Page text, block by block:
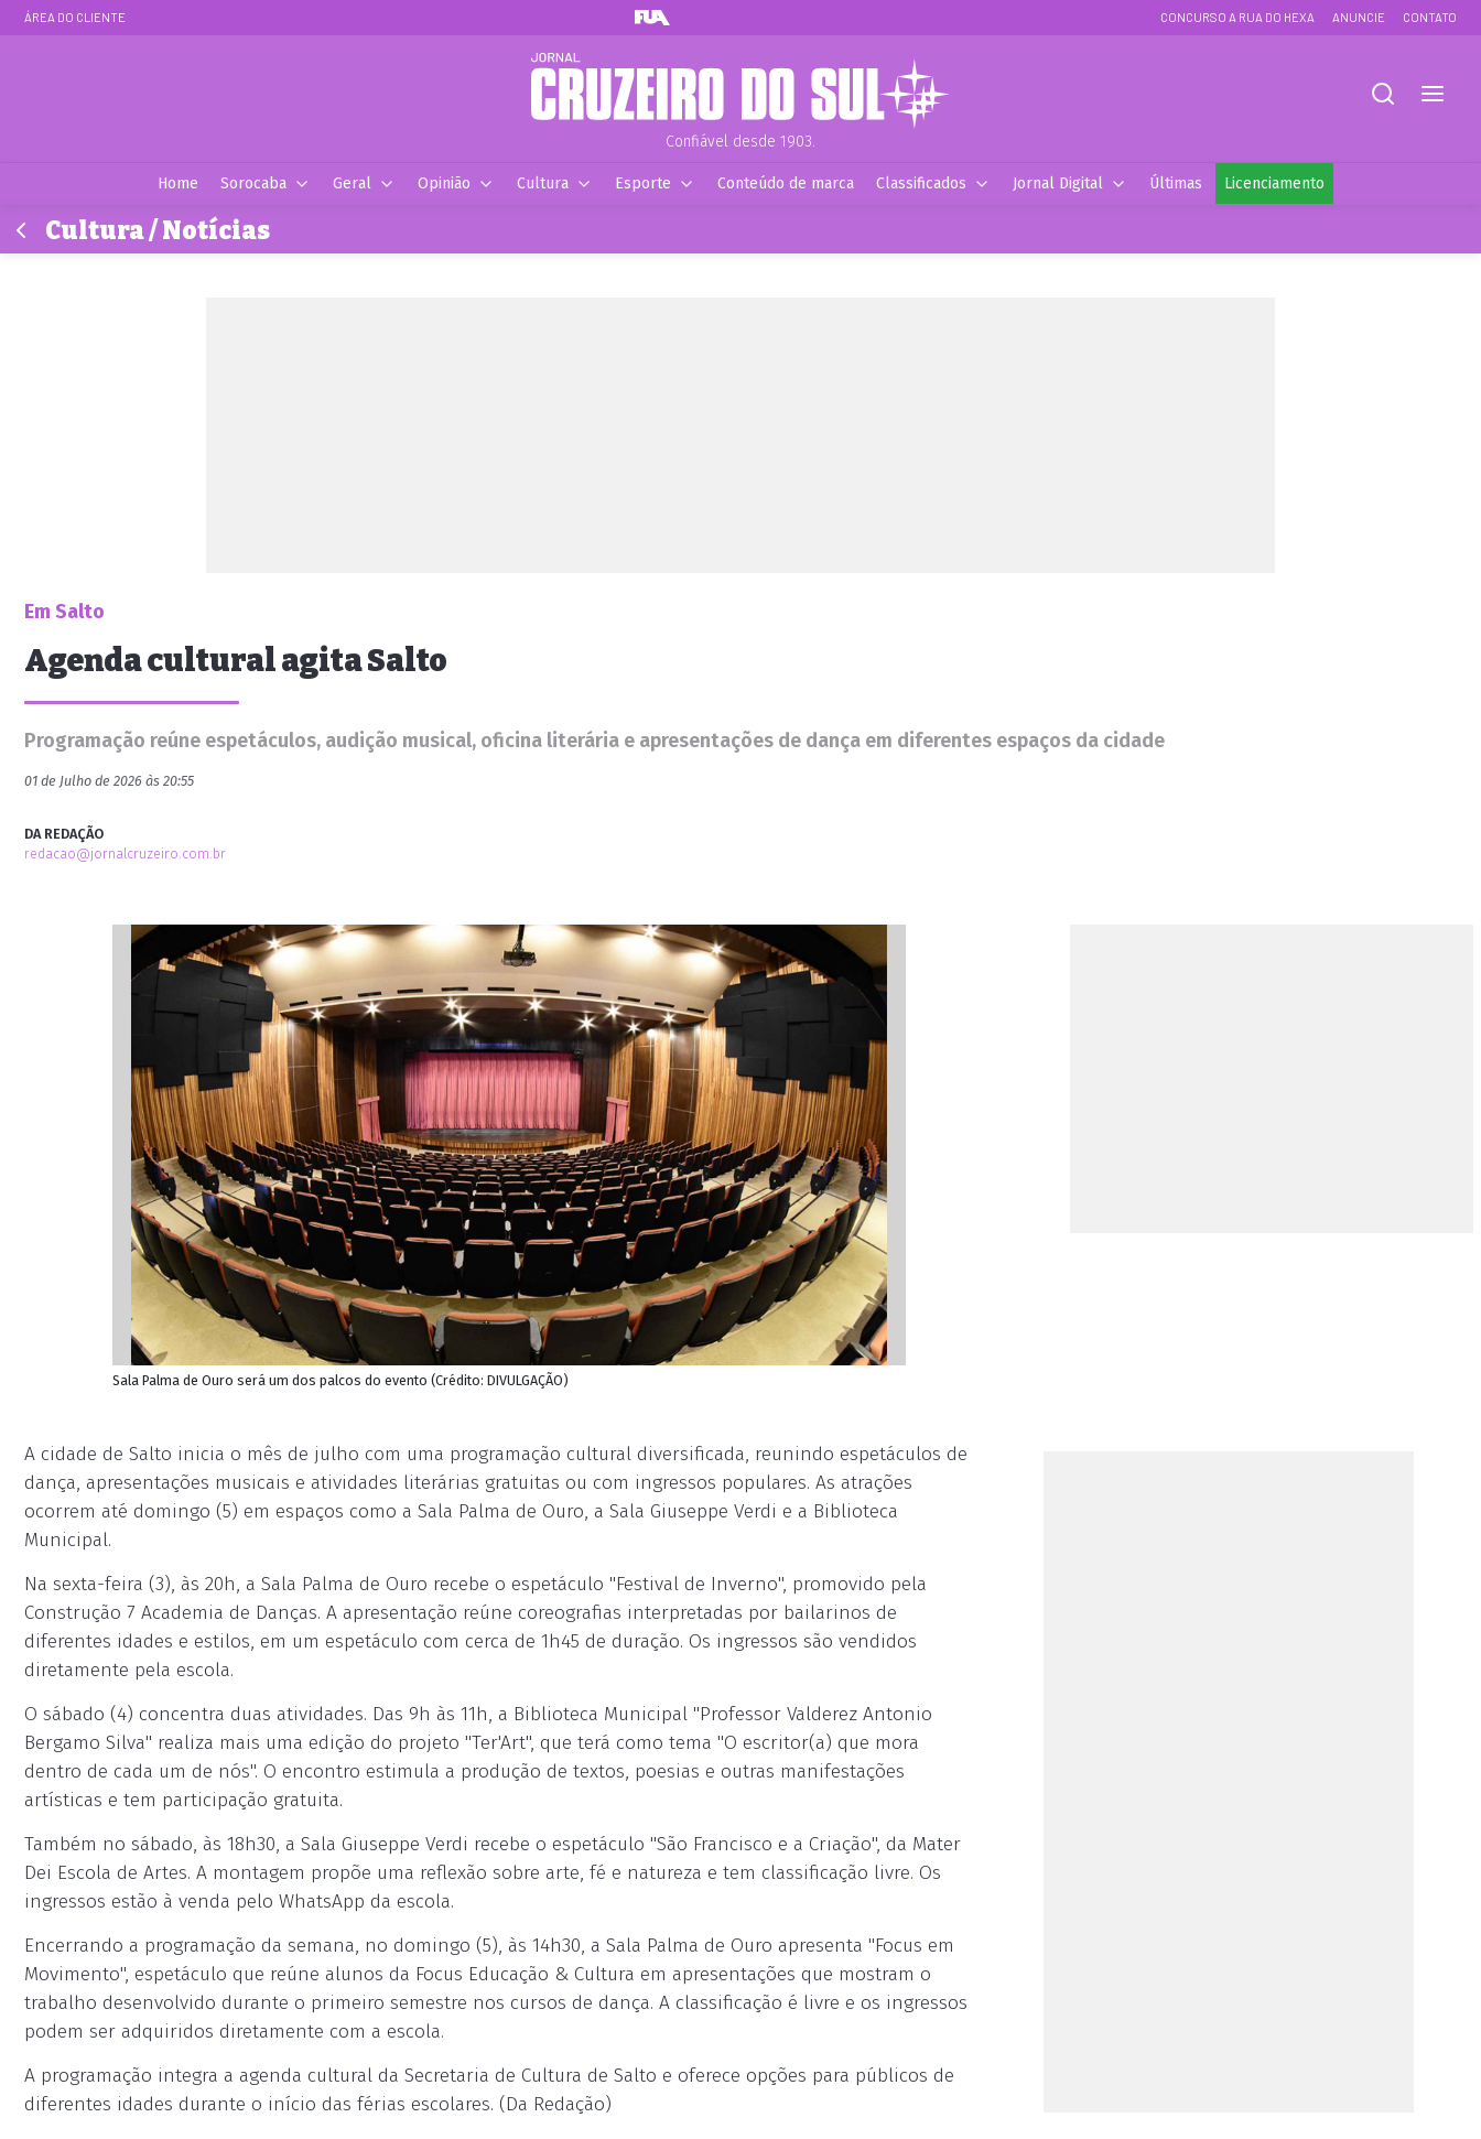
ÁREA DO CLIENTE CONCURSO A RUA DO HEXA ANUNCIE CONTATO
Confiável desde 1903.
Home Sorocaba Geral Opinião Cultura Esporte Conteúdo de marca Classificados Jornal Digital Últimas Licenciamento
Cultura / Notícias
Em Salto
Agenda cultural agita Salto
Programação reúne espetáculos, audição musical, oficina literária e apresentações de dança em diferentes espaços da cidade
01 de Julho de 2026 às 20:55
DA REDAÇÃO
redacao@jornalcruzeiro.com.br
Sala Palma de Ouro será um dos palcos do evento (Crédito: DIVULGAÇÃO)
A cidade de Salto inicia o mês de julho com uma programação cultural diversificada, reunindo espetáculos de
dança, apresentações musicais e atividades literárias gratuitas ou com ingressos populares. As atrações
ocorrem até domingo (5) em espaços como a Sala Palma de Ouro, a Sala Giuseppe Verdi e a Biblioteca
Municipal.
Na sexta-feira (3), às 20h, a Sala Palma de Ouro recebe o espetáculo "Festival de Inverno", promovido pela
Construção 7 Academia de Danças. A apresentação reúne coreografias interpretadas por bailarinos de
diferentes idades e estilos, em um espetáculo com cerca de 1h45 de duração. Os ingressos são vendidos
diretamente pela escola.
O sábado (4) concentra duas atividades. Das 9h às 11h, a Biblioteca Municipal "Professor Valderez Antonio
Bergamo Silva" realiza mais uma edição do projeto "Ter'Art", que terá como tema "O escritor(a) que mora
dentro de cada um de nós". O encontro estimula a produção de textos, poesias e outras manifestações
artísticas e tem participação gratuita.
Também no sábado, às 18h30, a Sala Giuseppe Verdi recebe o espetáculo "São Francisco e a Criação", da Mater
Dei Escola de Artes. A montagem propõe uma reflexão sobre arte, fé e natureza e tem classificação livre. Os
ingressos estão à venda pelo WhatsApp da escola.
Encerrando a programação da semana, no domingo (5), às 14h30, a Sala Palma de Ouro apresenta "Focus em
Movimento", espetáculo que reúne alunos da Focus Educação & Cultura em apresentações que mostram o
trabalho desenvolvido durante o primeiro semestre nos cursos de dança. A classificação é livre e os ingressos
podem ser adquiridos diretamente com a escola.
A programação integra a agenda cultural da Secretaria de Cultura de Salto e oferece opções para públicos de
diferentes idades durante o início das férias escolares. (Da Redação)